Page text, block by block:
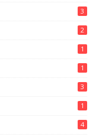
3
2
1
1
3
1
4